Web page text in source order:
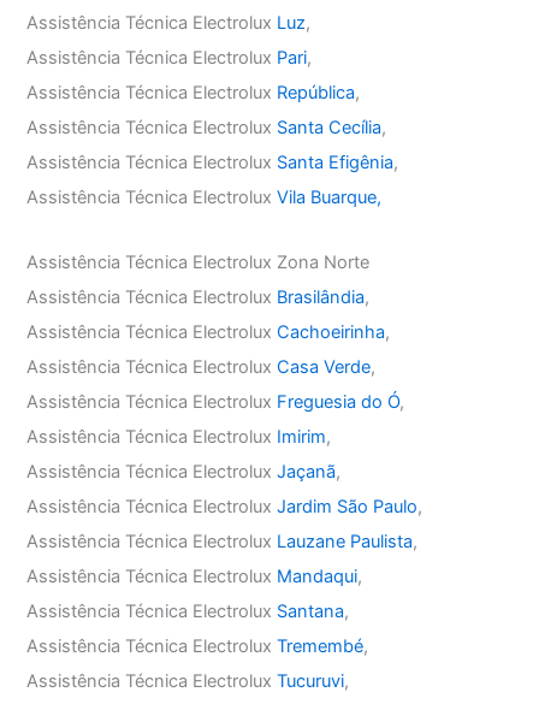
Assistência Técnica Electrolux Luz,
Assistência Técnica Electrolux Pari,
Assistência Técnica Electrolux República,
Assistência Técnica Electrolux Santa Cecília,
Assistência Técnica Electrolux Santa Efigênia,
Assistência Técnica ElectroluxVila Buarque,
Assistência Técnica Electrolux Zona Norte
Assistência Técnica Electrolux Brasilândia,
Assistência Técnica ElectroluxCachoeirinha,
Assistência Técnica ElectroluxCasa Verde,
Assistência Técnica Electrolux Freguesia do Ó,
Assistência Técnica Electrolux Imirim,
Assistência Técnica ElectroluxJaçanã,
Assistência Técnica ElectroluxJardim São Paulo,
Assistência Técnica Electrolux Lauzane Paulista,
Assistência Técnica Electrolux Mandaqui,
Assistência Técnica Electrolux Santana,
Assistência Técnica ElectroluxTremembé,
Assistência Técnica ElectroluxTucuruvi,